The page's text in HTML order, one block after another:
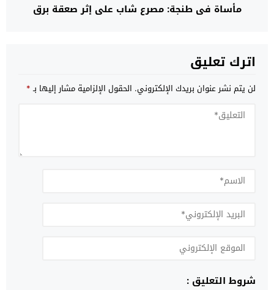
مأساة في طنجة: مصرع شاب على إثر صعقة برق
اترك تعليق
لن يتم نشر عنوان بريدك الإلكتروني. الحقول الإلزامية مشار إليها بـ*
شروط التعليق :